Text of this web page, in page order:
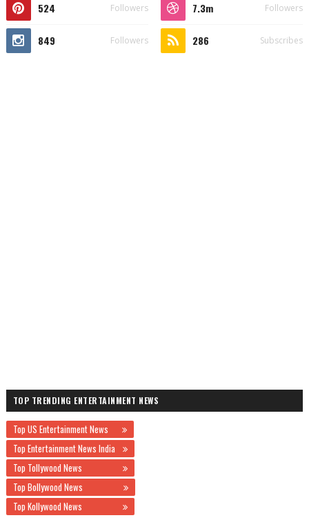
524 Followers 7.3m Followers
849 Followers 286 Subscribes
TOP TRENDING ENTERTAINMENT NEWS
Top US Entertainment News
Top Entertainment News India
Top Tollywood News
Top Bollywood News
Top Kollywood News